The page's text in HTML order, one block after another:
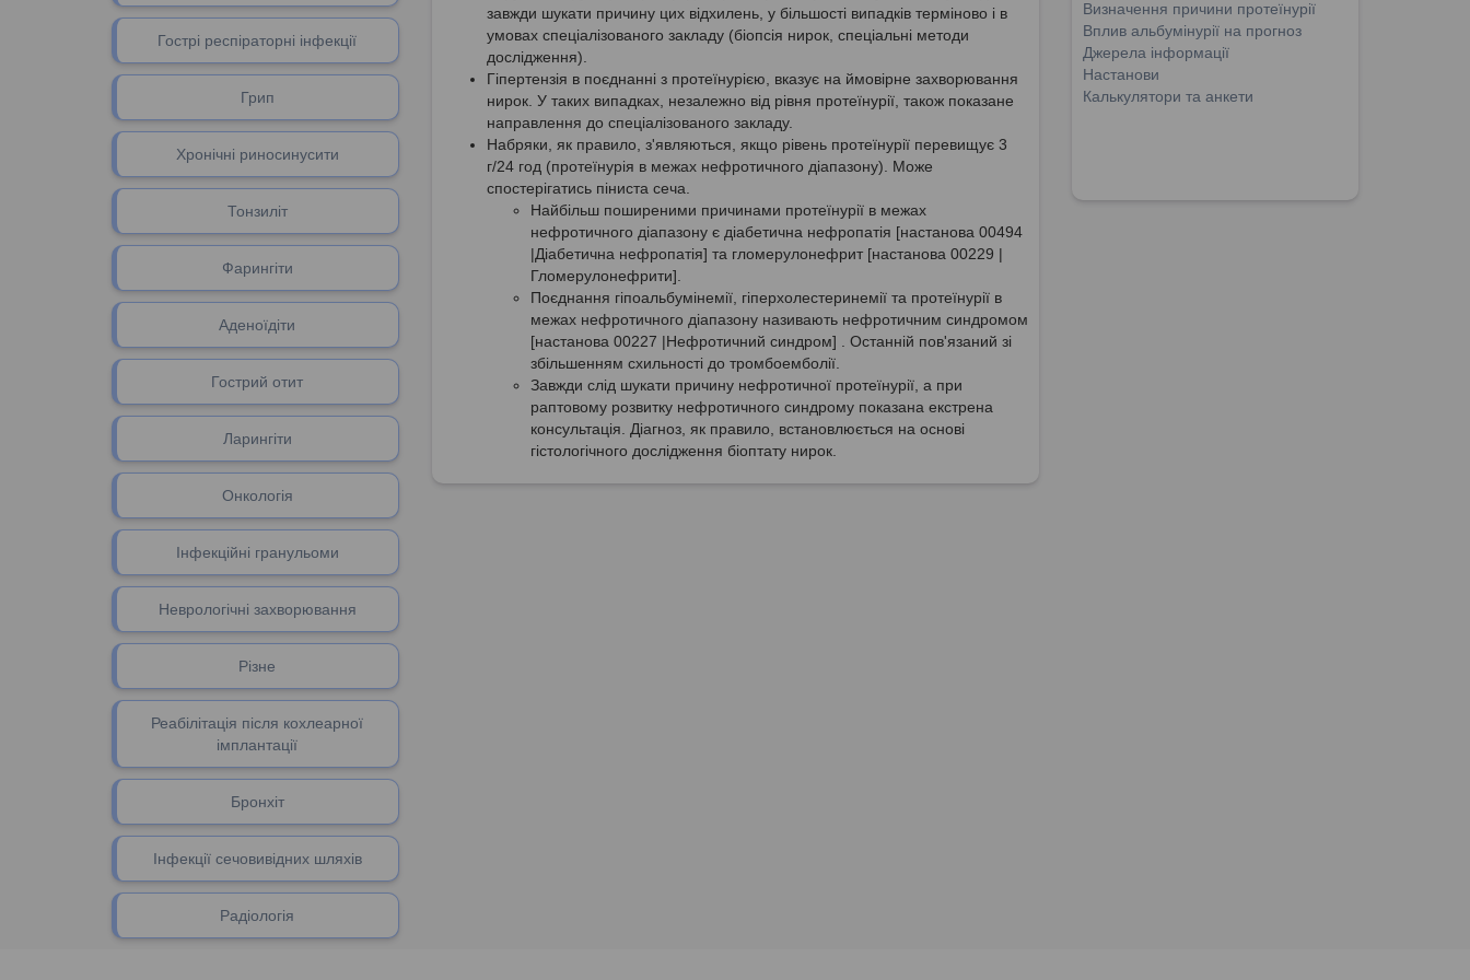
Гострі респіраторні інфекції
Грип
Хронічні риносинусити
Тонзиліт
Фарингіти
Аденоїдіти
Гоcтрий отит
Ларингіти
Онкологія
Інфекційні гранульоми
Неврологічні захворювання
Різне
Реабілітація після кохлеарної
імплантації
Бронхіт
Інфекції сечовивідних шляхів
Радіологія
Визначення причини протеїнурії
Вплив альбумінурії на прогноз
Джерела інформації
Настанови
Калькулятори та анкети
завжди шукати причину цих відхилень, у більшості випадків терміново і в
умовах спеціалізованого закладу (біопсія нирок, спеціальні методи
дослідження).
Гіпертензія в поєднанні з протеїнурією, вказує на ймовірне захворювання
нирок. У таких випадках, незалежно від рівня протеїнурії, також показане
направлення до спеціалізованого закладу.
Набряки, як правило, з'являються, якщо рівень протеїнурії перевищує 3
г/24 год (протеїнурія в межах нефротичного діапазону). Може
спостерігатись піниста сеча.
Найбільш поширеними причинами протеїнурії в межах
нефротичного діапазону є діабетична нефропатія [настанова 00494
|Діабетична нефропатія] та гломерулонефрит [настанова 00229 |
Гломерулонефрити].
Поєднання гіпоальбумінемії, гіперхолестеринемії та протеїнурії в
межах нефротичного діапазону називають нефротичним синдромом
[настанова 00227 |Нефротичний синдром] . Останній пов'язаний зі
збільшенням схильності до тромбоемболії.
Завжди слід шукати причину нефротичної протеїнурії, а при
раптовому розвитку нефротичного синдрому показана екстрена
консультація. Діагноз, як правило, встановлюється на основі
гістологічного дослідження біоптату нирок.